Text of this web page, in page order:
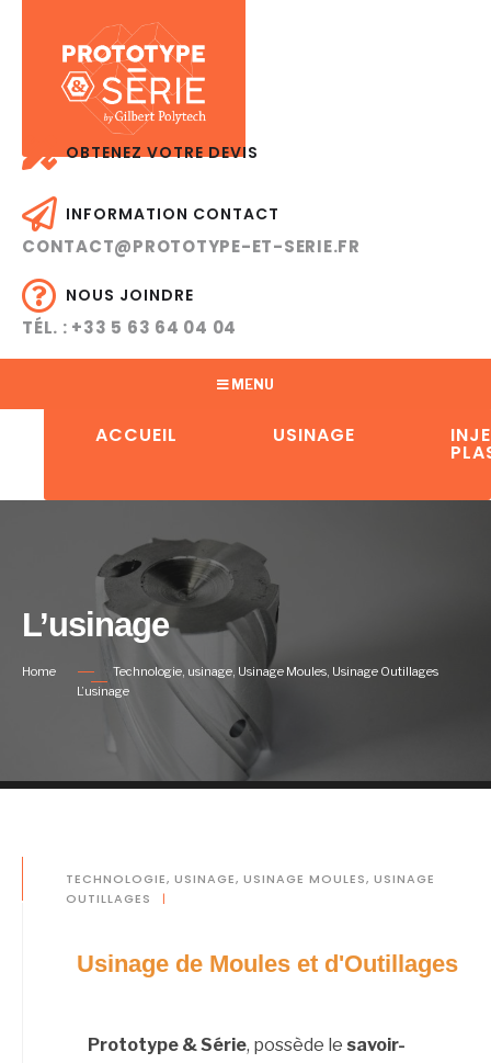
OBTENEZ VOTRE DEVIS
INFORMATION CONTACT
CONTACT@PROTOTYPE-ET-SERIE.FR
NOUS JOINDRE
TÉL. : +33 5 63 64 04 04
MENU
ACCUEIL USINAGE
L’usinage
Home Technologie, usinage, Usinage Moules, Usinage Outillages
L’usinage
TECHNOLOGIE, USINAGE, USINAGE MOULES, USINAGE
OUTILLAGES
|
Usinage de Moules et d'Outillages
Prototype & Série, possède le savoir-